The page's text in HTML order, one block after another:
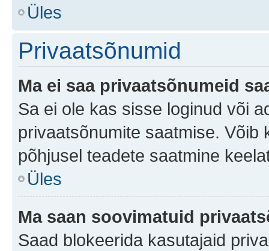
Üles
Privaatsõnumid
Ma ei saa privaatsõnumeid
Sa ei ole kas sisse loginud või
privaatsõnumite saatmise. Võib
põhjusel teadete saatmine
Üles
Ma saan soovimatuid
Saad blokeerida kasutajaid